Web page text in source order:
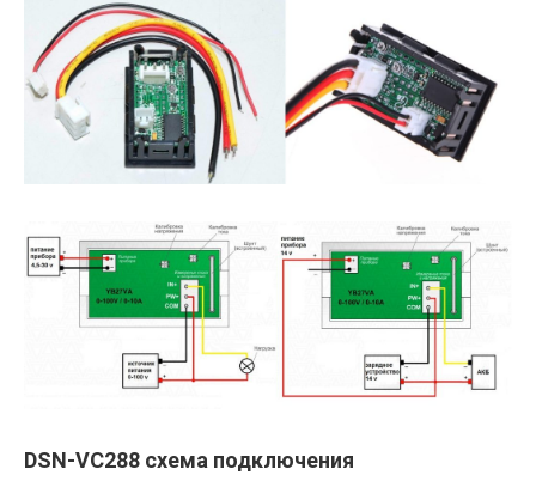
DSN-VC288 схема подключения